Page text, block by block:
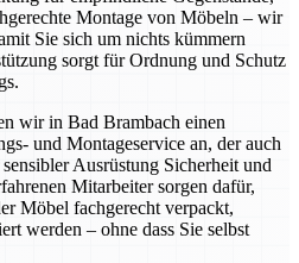
Montage von Möbeln – wir
Sie sich um nichts kümmern
sorgt für Ordnung und Schutz
wir in Bad Brambach einen
und Montageservice an, der auch
Ausrüstung Sicherheit und
Mitarbeiter sorgen dafür,
Möbel fachgerecht verpackt,
werden – ohne dass Sie selbst